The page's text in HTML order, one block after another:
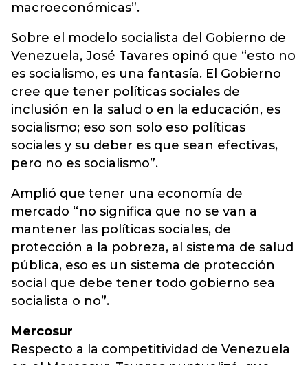
macroeconómicas”.
Sobre el modelo socialista del Gobierno de
Venezuela, José Tavares opinó que “esto no
es socialismo, es una fantasía. El Gobierno
cree que tener políticas sociales de
inclusión en la salud o en la educación, es
socialismo; eso son solo eso políticas
sociales y su deber es que sean efectivas,
pero no es socialismo”.
Amplió que tener una economía de
mercado “no significa que no se van a
mantener las políticas sociales, de
protección a la pobreza, al sistema de salud
pública, eso es un sistema de protección
social que debe tener todo gobierno sea
socialista o no”.
Mercosur
Respecto a la competitividad de Venezuela